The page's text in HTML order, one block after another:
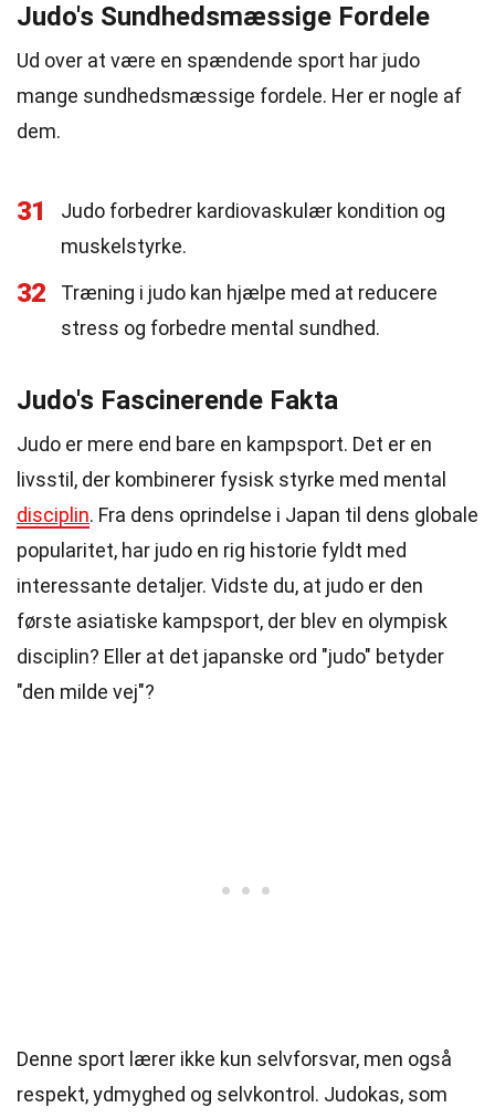
Judo's Sundhedsmæssige Fordele
Ud over at være en spændende sport har judo
mange sundhedsmæssige fordele. Her er nogle af
dem.
31
Judo forbedrer kardiovaskulær kondition og
muskelstyrke.
32
Træning i judo kan hjælpe med at reducere
stress og forbedre mental sundhed.
Judo's Fascinerende Fakta
Judo er mere end bare en kampsport. Det er en
livsstil, der kombinerer fysisk styrke med mental
disciplin. Fra dens oprindelse i Japan til dens globale
popularitet, har judo en rig historie fyldt med
interessante detaljer. Vidste du, at judo er den
første asiatiske kampsport, der blev en olympisk
disciplin? Eller at det japanske ord "judo" betyder
"den milde vej"?
Denne sport lærer ikke kun selvforsvar, men også
respekt, ydmyghed og selvkontrol. Judokas, som